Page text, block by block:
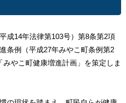
成14年法律第103号）第8条第2項
条例（平成27年みやこ町条例第2
やこ町健康増進計画」を策定しま